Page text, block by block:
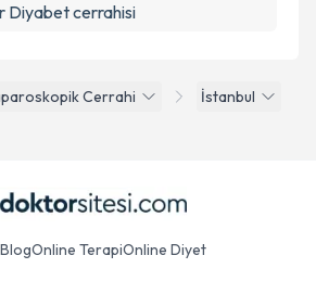
Cerrahi
İstanbul
Diyabet cerrahisi
BlogOnline TerapiOnline Diyet